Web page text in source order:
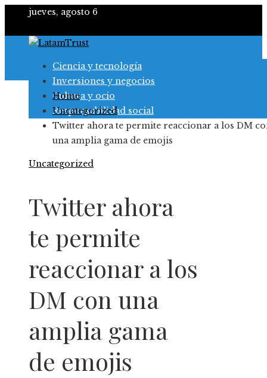
jueves, agosto 6
Ciencia y tecnología
Inversiones y negocios
Cultura y ocio
Responsabilidad social
Home
Uncategorized
Twitter ahora te permite reaccionar a los DM
una amplia gama de emojis
Uncategorized
Twitter ahora
te permite
reaccionar a los
DM con una
amplia gama
de emojis